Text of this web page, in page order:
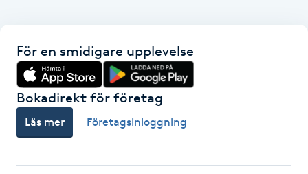
Gruppträning
Gua Sha-massage
H
För en smidigare upplevelse
Bokadirekt för företag
Läs mer Företagsinloggning